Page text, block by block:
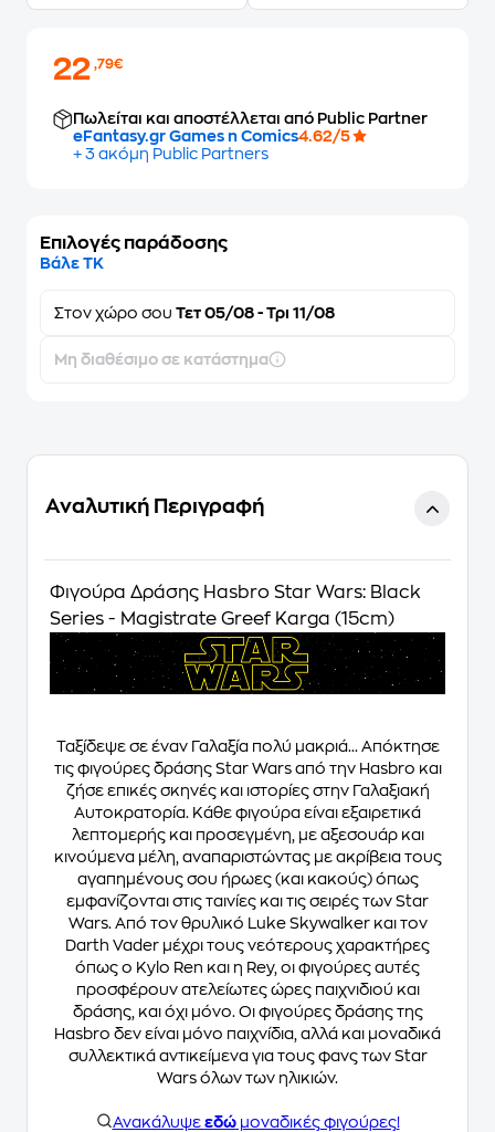
22,79€
Πωλείται και αποστέλλεται από Public Partner
eFantasy.gr Games n Comics4.62/5
+ 3 ακόμη Public Partners
Επιλογές παράδοσης
Βάλε ΤΚ
Στον χώρο σου Τετ 05/08 - Τρι 11/08
Μη διαθέσιμο σε κατάστημα
Αναλυτική Περιγραφή
Φιγούρα Δράσης Hasbro Star Wars: Black
Series - Magistrate Greef Karga (15cm)
Ταξίδεψε σε έναν Γαλαξία πολύ μακριά... Απόκτησε
τις φιγούρες δράσης Star Wars από την Hasbro και
ζήσε επικές σκηνές και ιστορίες στην Γαλαξιακή
Αυτοκρατορία. Κάθε φιγούρα είναι εξαιρετικά
λεπτομερής και προσεγμένη, με αξεσουάρ και
κινούμενα μέλη, αναπαριστώντας με ακρίβεια τους
αγαπημένους σου ήρωες (και κακούς) όπως
εμφανίζονται στις ταινίες και τις σειρές των Star
Wars. Από τον θρυλικό Luke Skywalker και τον
Darth Vader μέχρι τους νεότερους χαρακτήρες
όπως ο Kylo Ren και η Rey, οι φιγούρες αυτές
προσφέρουν ατελείωτες ώρες παιχνιδιού και
δράσης, και όχι μόνο. Οι φιγούρες δράσης της
Hasbro δεν είναι μόνο παιχνίδια, αλλά και μοναδικά
συλλεκτικά αντικείμενα για τους φανς των Star
Wars όλων των ηλικιών.
Ανακάλυψε εδώμοναδικές φιγούρες!